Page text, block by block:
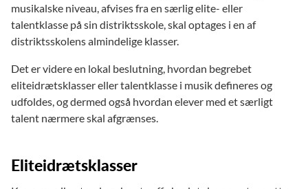
musikalske niveau, afvises fra en særlig elite- eller
talentklasse på sin distriktsskole, skal optages i en af
distriktsskolens almindelige klasser.
Det er videre en lokal beslutning, hvordan begrebet
eliteidrætsklasser eller talentklasse i musik defineres og
udfoldes, og dermed også hvordan elever med et særligt
talent nærmere skal afgrænses.
Eliteidrætsklasser